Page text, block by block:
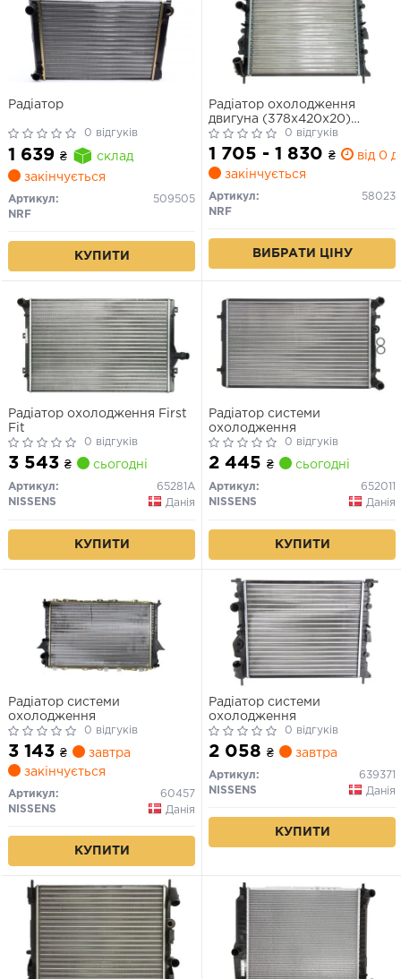
Радіатор
0 відгуків
1 639 ₴
склад
закінчується
Артикул:
509505
NRF
КУПИТИ
Радіатор охолодження
двигуна (378x420x20)
Renault Logan (04-), Clio
(01-), Megane, Kangoo (96-),
Sandero (08-) 1,4/1,6 б/конд
(30215)
0 відгуків
1 705 - 1 830 ₴
від 0
закінчується
Артикул:
58023
NRF
ВИБРАТИ ЦІНУ
Радіатор охолодження First
Fit
0 відгуків
3 543 ₴ сьогодні
Артикул:
65281A
NISSENS
Данія
КУПИТИ
Радіатор системи
охолодження
0 відгуків
2 445 ₴ сьогодні
Артикул:
652011
NISSENS
Данія
КУПИТИ
Радіатор системи
охолодження
0 відгуків
3 143 ₴
завтра
закінчується
Артикул:
60457
NISSENS
Данія
КУПИТИ
Радіатор системи
охолодження
0 відгуків
2 058 ₴ завтра
Артикул:
639371
NISSENS
Данія
КУПИТИ